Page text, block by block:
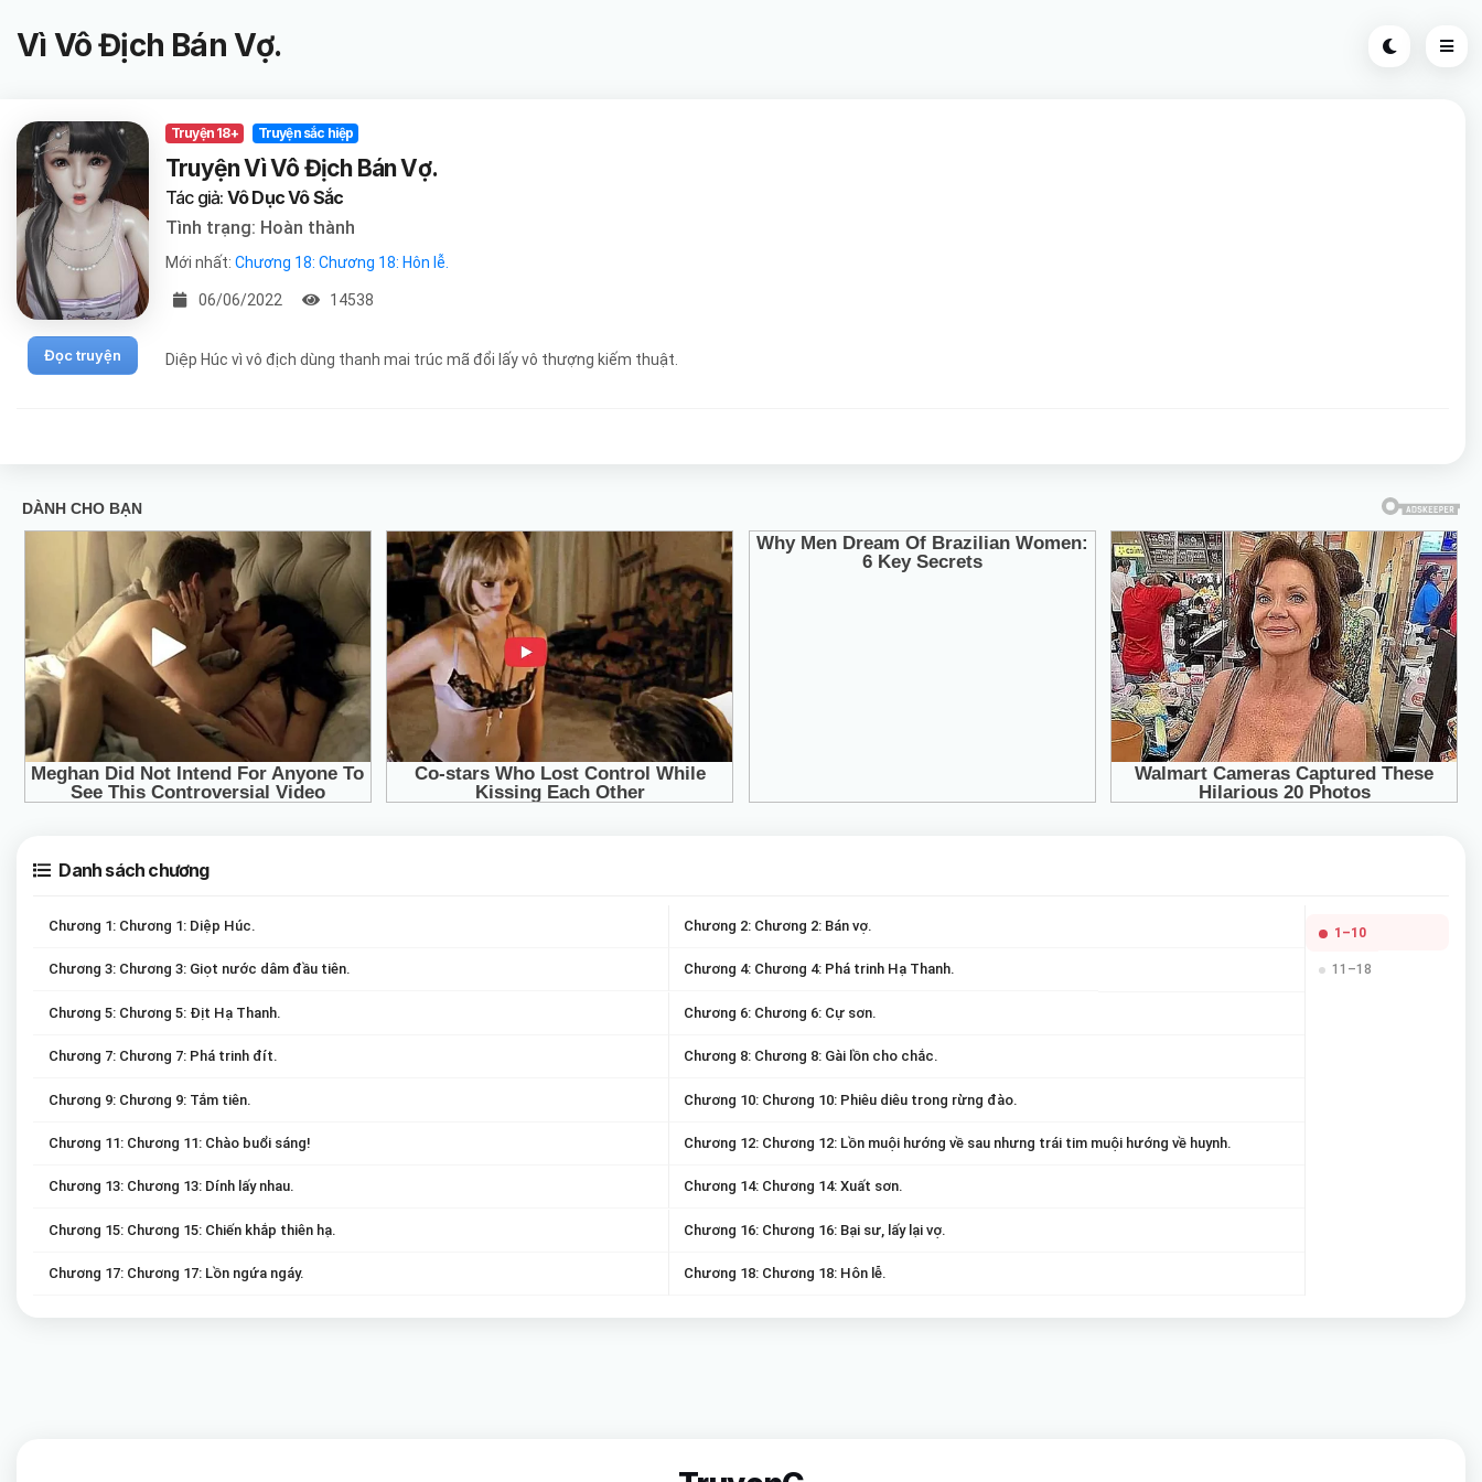
Vì Vô Địch Bán Vợ.
Đọc truyện
Truyện 18+ Truyện sắc hiệp
Truyện Vì Vô Địch Bán Vợ.
Tác giả: Vô Dục Vô Sắc
Tình trạng: Hoàn thành
Mới nhất: Chương 18: Chương 18: Hôn lễ.
06/06/2022 14538
Diệp Húc vì vô địch dùng thanh mai trúc mã đổi lấy vô thượng kiếm thuật.
Danh sách chương
Chương 1: Chương 1: Diệp Húc. Chương 2: Chương 2: Bán vợ.
Chương 3: Chương 3: Giọt nước dâm đầu tiên. Chương 4: Chương 4: Phá trinh Hạ Thanh.
Chương 5: Chương 5: Địt Hạ Thanh. Chương 6: Chương 6: Cự sơn.
Chương 7: Chương 7: Phá trinh đít. Chương 8: Chương 8: Gài lồn cho chắc.
Chương 9: Chương 9: Tắm tiên. Chương 10: Chương 10: Phiêu diêu trong rừng đào.
Chương 11: Chương 11: Chào buổi sáng! Chương 12: Chương 12: Lồn muội hướng về sau nhưng trái tim muội hướng về huynh.
Chương 13: Chương 13: Dính lấy nhau. Chương 14: Chương 14: Xuất sơn.
Chương 15: Chương 15: Chiến khắp thiên hạ. Chương 16: Chương 16: Bại sư, lấy lại vợ.
Chương 17: Chương 17: Lồn ngứa ngáy. Chương 18: Chương 18: Hôn lễ.
1–10
11–18